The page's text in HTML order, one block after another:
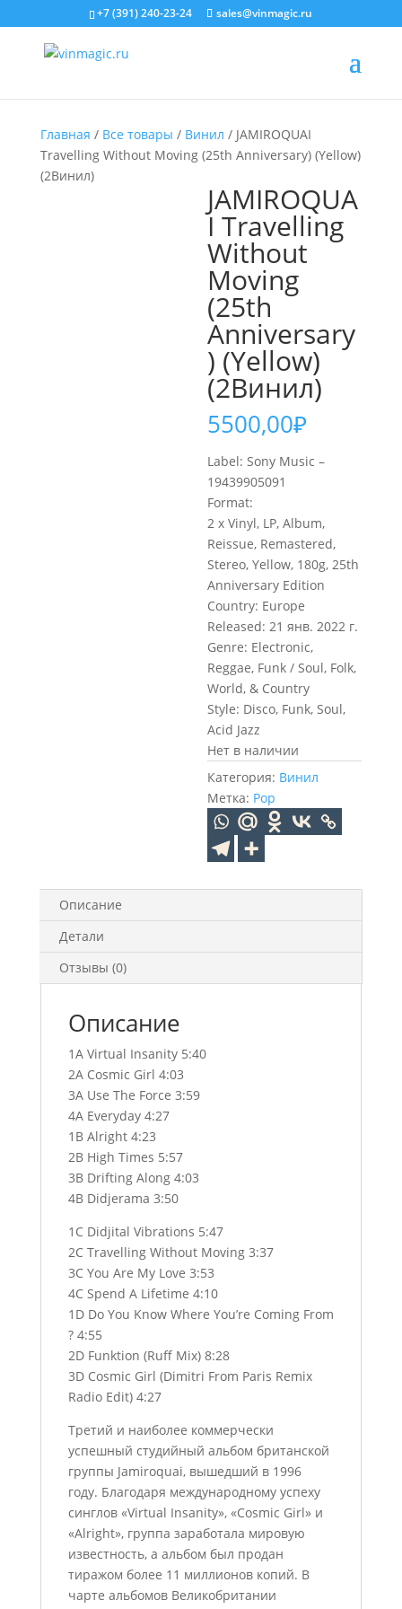
+7 (391) 240-23-24 sales@vinmagic.ru
Главная / Все товары / Винил / JAMIROQUAI
Travelling Without Moving (25th Anniversary) (Yellow)
(2Винил)
JAMIROQUA
I Travelling
Without
Moving
(25th
Anniversary
) (Yellow)
(2Винил)
5500,00₽
Label: Sony Music –
19439905091
Format:
2 x Vinyl, LP, Album,
Reissue, Remastered,
Stereo, Yellow, 180g, 25th
Anniversary Edition
Country: Europe
Released: 21 янв. 2022 г.
Genre: Electronic,
Reggae, Funk / Soul, Folk,
World, & Country
Style: Disco, Funk, Soul,
Acid Jazz
Нет в наличии
Категория: Винил
Метка: Pop
Описание
Детали
Отзывы (0)
Описание
1A Virtual Insanity 5:40
2A Cosmic Girl 4:03
3A Use The Force 3:59
4A Everyday 4:27
1B Alright 4:23
2B High Times 5:57
3B Drifting Along 4:03
4B Didjerama 3:50
1C Didjital Vibrations 5:47
2C Travelling Without Moving 3:37
3C You Are My Love 3:53
4C Spend A Lifetime 4:10
1D Do You Know Where You’re Coming From
? 4:55
2D Funktion (Ruff Mix) 8:28
3D Cosmic Girl (Dimitri From Paris Remix
Radio Edit) 4:27
Третий и наиболее коммерчески
успешный студийный альбом британской
группы Jamiroquai, вышедший в 1996
году. Благодаря международному успеху
синглов «Virtual Insanity», «Cosmic Girl» и
«Alright», группа заработала мировую
известность, а альбом был продан
тиражом более 11 миллионов копий. В
чарте альбомов Великобритании